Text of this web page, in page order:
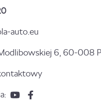
auto.eu
6, 60-008